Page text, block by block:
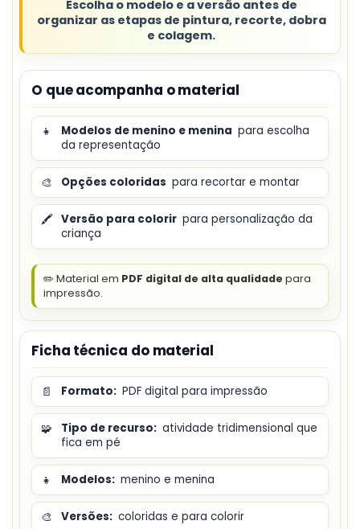
Escolha o modelo e a versão antes de
organizar as etapas de pintura, recorte, dobra
e colagem.
O que acompanha o material
👧 Modelos de menino e menina para escolha
da representação
🎨 Opções coloridas para recortar e montar
🖍️ Versão para colorir para personalização da
criança
✏️ Material em PDF digital de alta qualidade para
impressão.
Ficha técnica do material
📄 Formato: PDF digital para impressão
🧩 Tipo de recurso: atividade tridimensional que
fica em pé
👧 Modelos: menino e menina
🎨 Versões: coloridas e para colorir